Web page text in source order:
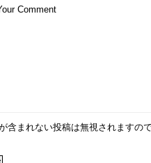
含まれない投稿は無視されますの